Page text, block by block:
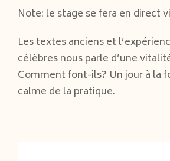
Note: le stage se fera en direct
Les textes anciens et
célèbres nous parle d’une
Comment font-ils? Un jour à la
calme de la pratique.